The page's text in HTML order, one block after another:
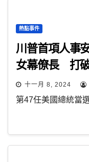
熱點事件
川普首項人事
女幕僚長 打
十一月 8, 2024
第47任美國總統當